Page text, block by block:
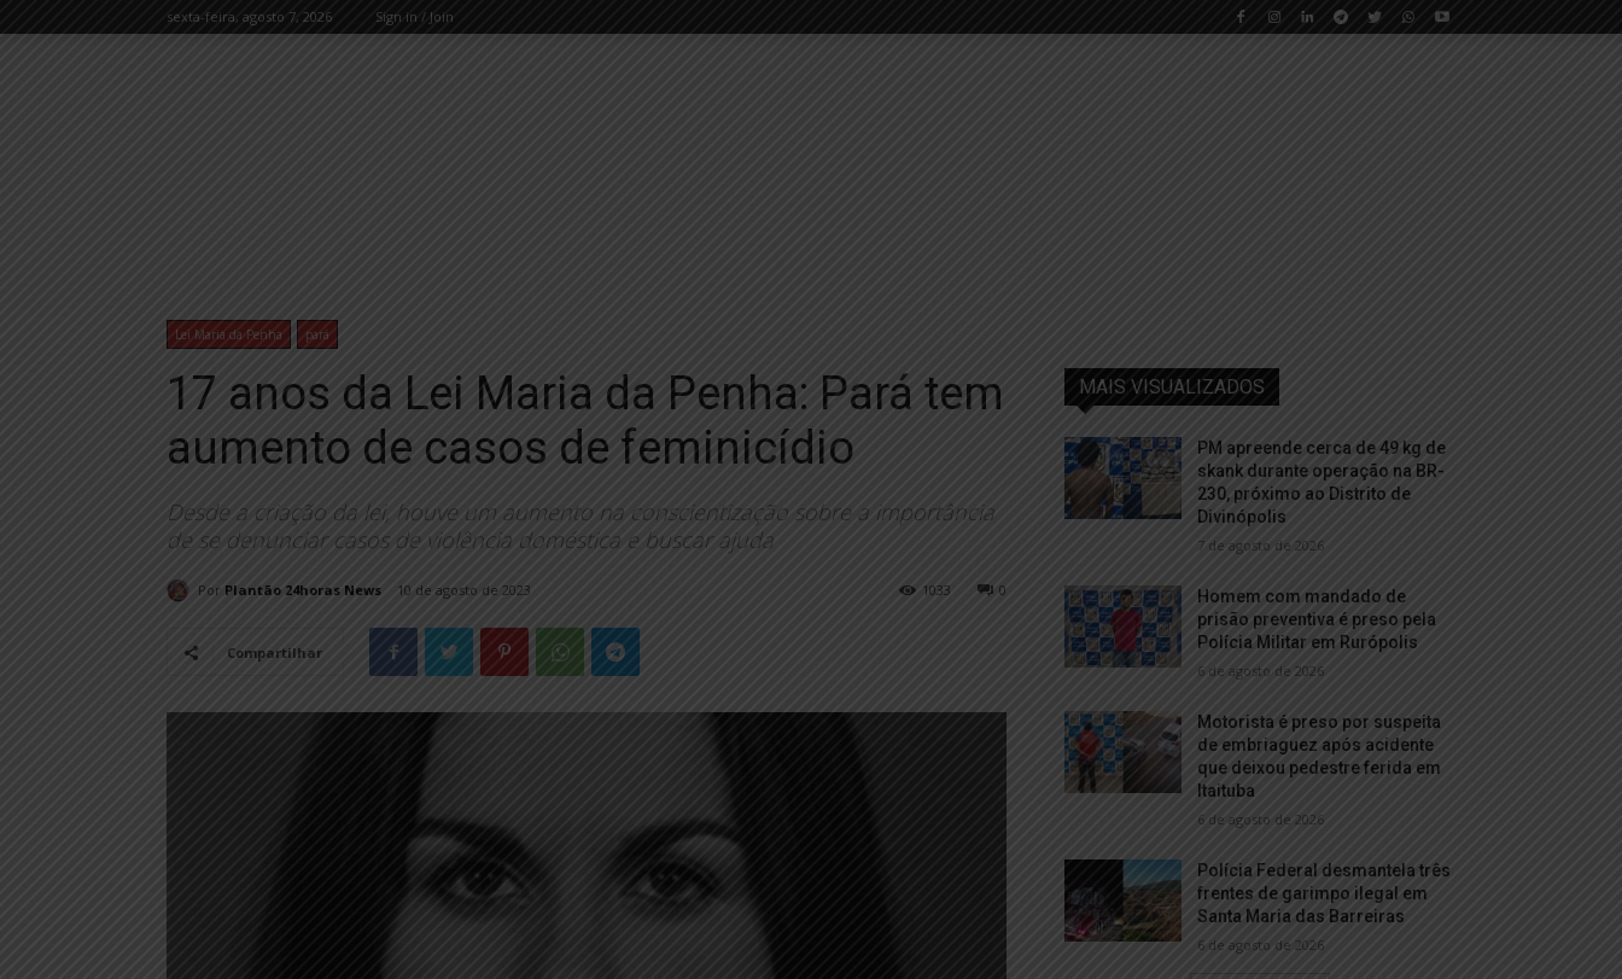
sexta-feira, agosto 7, 2026 Sign in / Join
Lei Maria da Penha pará
17 anos da Lei Maria da Penha: Pará tem
aumento de casos de feminicídio
Desde a criação da lei, houve um aumento na conscientização sobre a importância
de se denunciar casos de violência doméstica e buscar ajuda
Por Plantão 24horas News 10 de agosto de 2023 0
1033
Compartilhar
MAIS VISUALIZADOS
PM apreende cerca de 49 kg de
skank durante operação na BR-
230, próximo ao Distrito de
Divinópolis
7 de agosto de 2026
Homem com mandado de
prisão preventiva é preso pela
Polícia Militar em Rurópolis
6 de agosto de 2026
Motorista é preso por suspeita
de embriaguez após acidente
que deixou pedestre ferida em
Itaituba
6 de agosto de 2026
Polícia Federal desmantela três
frentes de garimpo ilegal em
Santa Maria das Barreiras
6 de agosto de 2026